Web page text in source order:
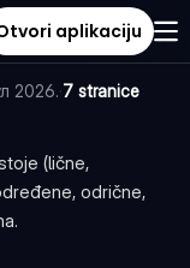
aplikaciju
2026.·7 stranice
(lične,
odrične,